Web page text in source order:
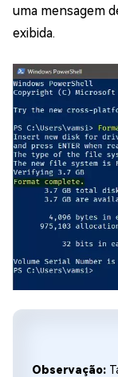
uma mensagem
exibida.
Observação: